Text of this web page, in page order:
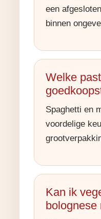
een
binnen
Welke
Spaghetti en
voordelige
Kan ik
bolognese